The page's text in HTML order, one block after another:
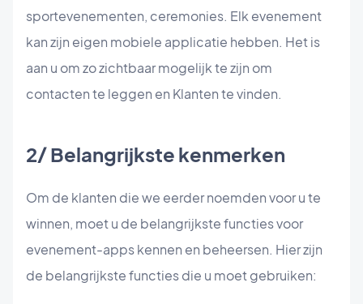
sportevenementen, ceremonies. Elk evenement
kan zijn eigen mobiele applicatie hebben. Het is
aan u om zo zichtbaar mogelijk te zijn om
contacten te leggen en Klanten te vinden.
2/ Belangrijkste kenmerken
Om de klanten die we eerder noemden voor u te
winnen, moet u de belangrijkste functies voor
evenement-apps kennen en beheersen. Hier zijn
de belangrijkste functies die u moet gebruiken: